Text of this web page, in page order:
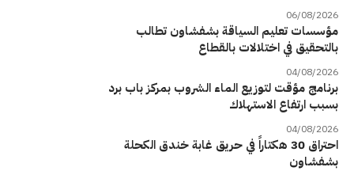
06/08/2026
مؤسسات تعليم السياقة بشفشاون تطالب
بالتحقيق في اختلالات بالقطاع
04/08/2026
برنامج مؤقت لتوزيع الماء الشروب بمركز باب برد
بسبب ارتفاع الاستهلاك
04/08/2026
احتراق 30 هكتاراً في حريق غابة خندق الكحلة
بشفشاون